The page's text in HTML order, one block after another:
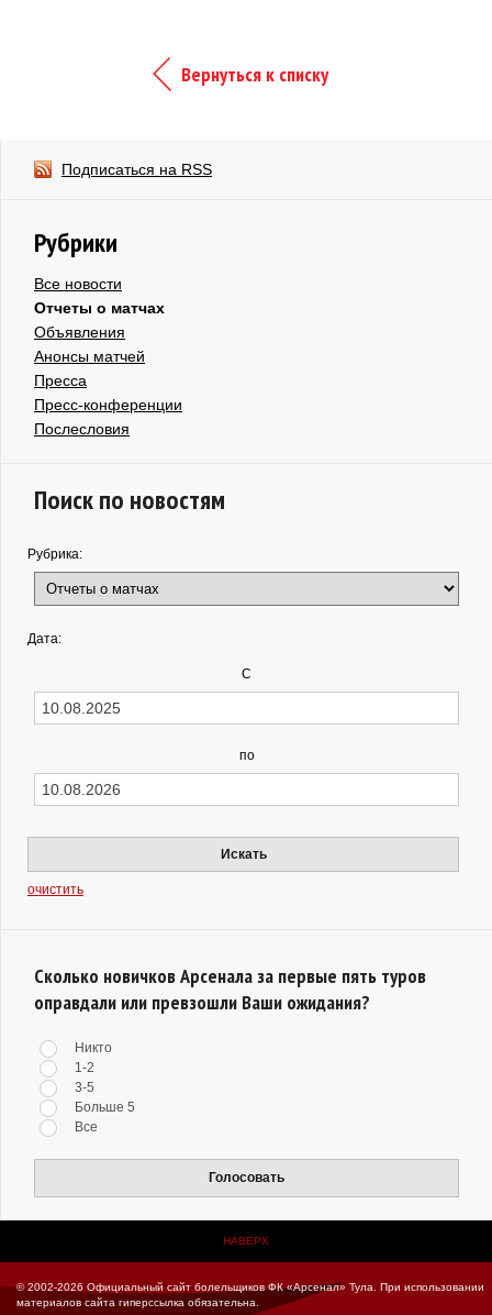
Вернуться к списку
Подписаться на RSS
Рубрики
Все новости
Отчеты о матчах
Объявления
Анонсы матчей
Пресса
Пресс-конференции
Послесловия
Поиск по новостям
Рубрика:
Дата:
С
по
Искать
очистить
Сколько новичков Арсенала за первые пять туров
оправдали или превзошли Ваши ожидания?
Никто
1-2
3-5
Больше 5
Все
Голосовать
НАВЕРХ
© 2002-2026 Официальный сайт болельщиков ФК «Арсенал» Тула.
При использовании
материалов сайта гиперссылка обязательна.